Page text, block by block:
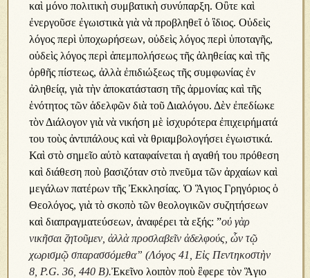
καὶ μόνο πολιτικὴ συμβατικὴ συνύπαρξη. Οὒτε καὶ
ἐνεργοῦσε ἐγωιστικὰ γιὰ νὰ προβληθεῖ ὁ ἲδιος. Οὐδεὶς
λόγος περὶ ὑποχωρήσεων, οὐδεὶς λόγος περὶ ὑποταγῆς,
οὐδεὶς λόγος περὶ ἀπεμπολήσεως τῆς ἀληθείας καὶ τῆς
ὀρθῆς πίστεως, ἀλλὰ ἐπιδιώξεως τῆς συμφωνίας ἐν
ἀληθείᾳ, γιὰ τὴν ἀποκατάσταση τῆς ἀρμονίας καὶ τῆς
ἑνότητος τῶν ἀδελφῶν διὰ τοῦ Διαλόγου. Δὲν ἐπεδίωκε
τὸν Διάλογον γιὰ νὰ νικήση μὲ ἰσχυρότερα ἐπιχειρήματά
του τοὺς ἀντιπάλους καὶ νὰ θριαμβολογήσει ἐγωιστικά.
Καὶ στὸ σημεῖο αὐτὸ καταφαίνεται ἡ αγαθή του πρόθεση
καὶ διάθεση ποὺ βασιζόταν στὸ πνεῦμα τῶν ἀρχαίων καὶ
μεγάλων πατέρων τῆς Ἐκκλησίας. Ὁ Ἃγιος Γρηγόριος ὁ
Θεολόγος, γιὰ τὸ σκοπὸ τῶν θεολογικῶν συζητήσεων
καὶ διαπραγματεύσεων, ἀναφέρει τὰ εξής: ”οὐ γὰρ
νικῆσαι ζητοῦμεν, ἀλλὰ προσλαβεῖν ἀδελφούς, ὧν τῷ
χωρισμῷ σπαρασσόμεθα” (Λόγος 41, Εἰς Πεντηκοστὴν
8, P.G. 36, 440 B).Ἐκεῖνο λοιπὸν ποὺ ἒφερε τὸν Ἃγιο